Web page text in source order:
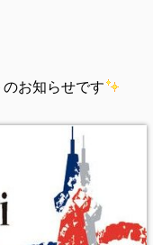
お知らせです